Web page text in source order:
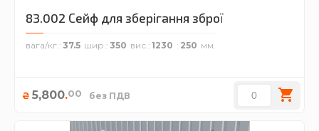
83.002 Сейф для зберігання зброї
вага/кг. 37.5 шир. 350 вис. 1230 250
₴ 5,800.00 без ПДВ